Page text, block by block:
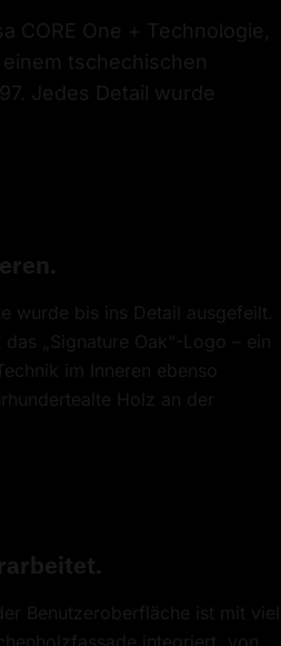
CORE One + Technologie,
tschechischen
Jedes Detail wurde
wurde bis ins Detail ausgefeilt.
„Signature Oak“-Logo – ein
im Inneren ebenso
Holz an der
Benutzeroberfläche ist mit viel
integriert, von